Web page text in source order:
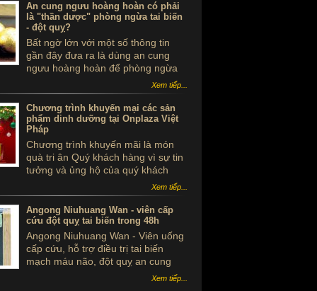
An cung ngưu hoàng hoàn có phải
là "thần dược" phòng ngừa tai biến
- đột quỵ?
Bất ngờ lớn với một số thông tin
gần đây đưa ra là dùng an cung
ngưu hoàng hoàn để phòng ngừa
tai biến - đột quỵ là ...tự sát. Thực
hư sản phẩm này ra sao, có thể
dùng để phòng tai biến - đột quỵ
không?
Xem tiếp...
Chương trình khuyến mại các sản
phẩm dinh dưỡng tại Onplaza Việt
Pháp
Chương trình khuyến mãi là món
quà tri ân Quý khách hàng vì sự tin
tưởng và ủng hộ của quý khách
Xem tiếp...
Angong Niuhuang Wan - viên cấp
cứu đột quỵ tai biến trong 48h
Angong Niuhuang Wan - Viên uống
cấp cứu, hỗ trợ điều trị tai biến
mạch máu não, đột quỵ an cung
ngưu hoàng hoàn hộp gỗ màu xanh
Xem tiếp...